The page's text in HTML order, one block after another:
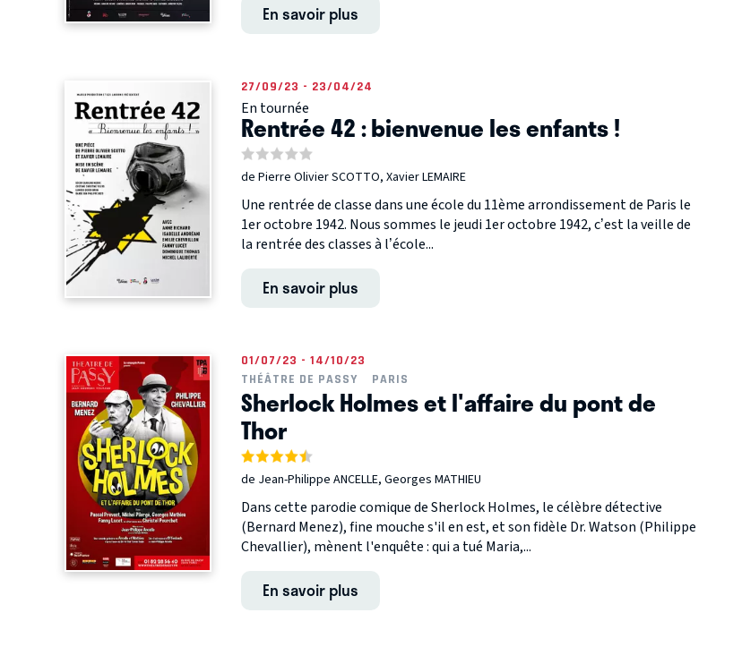
En savoir plus
27/09/23 - 23/04/24
En tournée
Rentrée 42 : bienvenue les enfants !
de Pierre Olivier SCOTTO, Xavier LEMAIRE
Une rentrée de classe dans une école du 11ème arrondissement de Paris le
1er octobre 1942. Nous sommes le jeudi 1er octobre 1942, c’est la veille de
la rentrée des classes à l’école...
En savoir plus
01/07/23 - 14/10/23
THÉÂTRE DE PASSY
PARIS
Sherlock Holmes et l'affaire du pont de
Thor
de Jean-Philippe ANCELLE, Georges MATHIEU
Dans cette parodie comique de Sherlock Holmes, le célèbre détective
(Bernard Menez), fine mouche s'il en est, et son fidèle Dr. Watson (Philippe
Chevallier), mènent l'enquête : qui a tué Maria,...
En savoir plus